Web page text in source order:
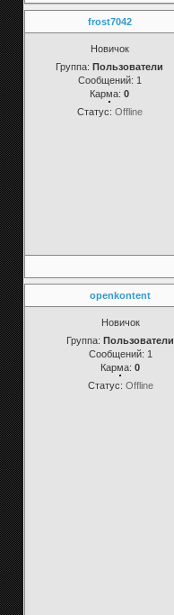
frost7042
Новичок
Группа: Пользователи
Сообщений: 1
Карма: 0
Статус: Offline
openkontent
Новичок
Группа: Пользователи
Сообщений: 1
Карма: 0
Статус: Offline